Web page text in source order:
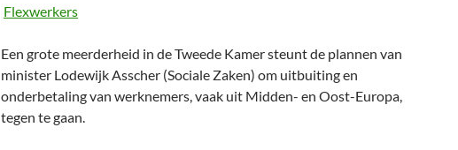
Flexwerkers
Een grote meerderheid in de Tweede Kamer steunt de plannen van
minister Lodewijk Asscher (Sociale Zaken) om uitbuiting en
onderbetaling van werknemers, vaak uit Midden- en Oost-Europa,
tegen te gaan.